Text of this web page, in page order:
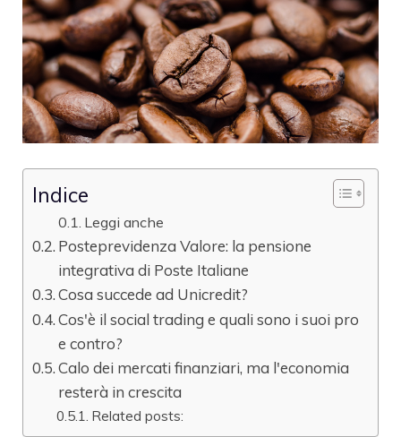
Indice
Leggi anche
Posteprevidenza Valore: la pensione
integrativa di Poste Italiane
Cosa succede ad Unicredit?
Cos'è il social trading e quali sono i suoi pro
e contro?
Calo dei mercati finanziari, ma l'economia
resterà in crescita
Related posts: